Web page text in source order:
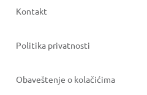
Kontakt
Politika privatnosti
Obaveštenje o kolačićima